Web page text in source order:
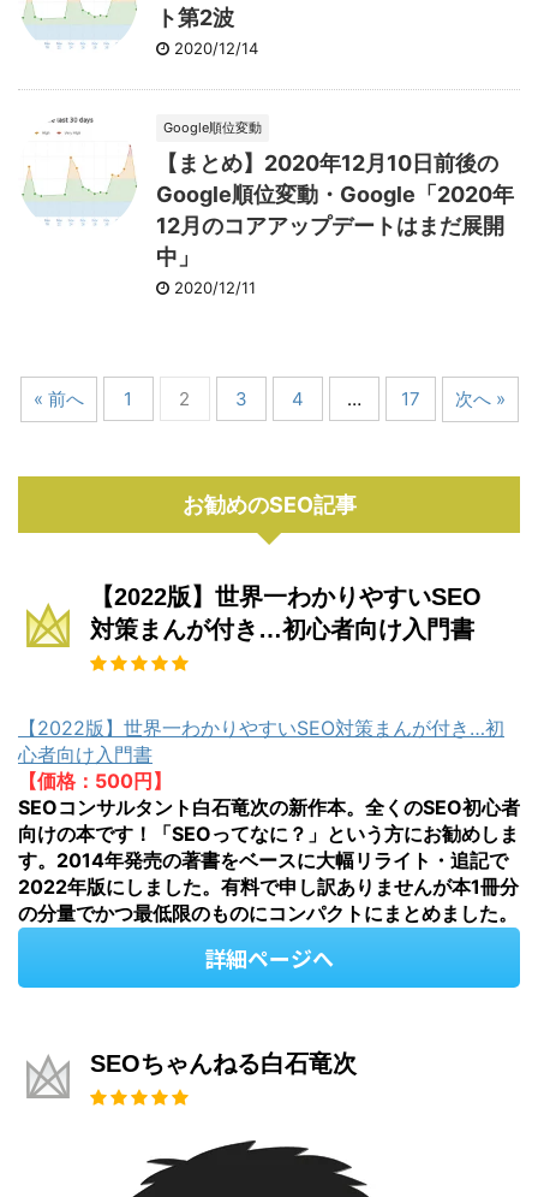
ト第2波
2020/12/14
Google順位変動
【まとめ】2020年12月10日前後の
Google順位変動・Google「2020年
12月のコアアップデートはまだ展開
中」
2020/12/11
« 前へ 1 2 3 4 … 17 次へ »
お勧めのSEO記事
【2022版】世界一わかりやすいSEO
対策まんが付き…初心者向け入門書
【2022版】世界一わかりやすいSEO対策まんが付き…初
心者向け入門書
【価格：500円】
SEOコンサルタント白石竜次の新作本。全くのSEO初心者
向けの本です！「SEOってなに？」という方にお勧めしま
す。2014年発売の著書をベースに大幅リライト・追記で
2022年版にしました。有料で申し訳ありませんが本1冊分
の分量でかつ最低限のものにコンパクトにまとめました。
詳細ページへ
SEOちゃんねる白石竜次